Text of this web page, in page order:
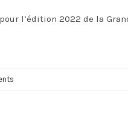
l’édition 2022 de la